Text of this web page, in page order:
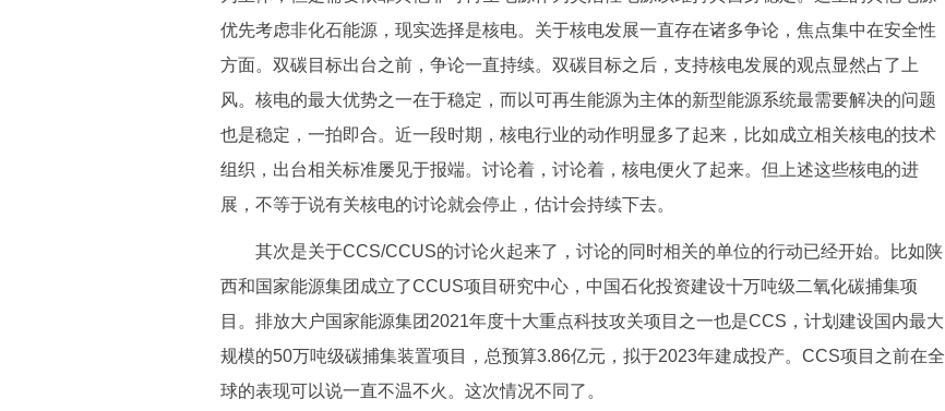
优先考虑非化石能源，现实选择是核电。关于核电发展一直存在诸多争论，焦点集中在安全性
方面。双碳目标出台之前，争论一直持续。双碳目标之后，支持核电发展的观点显然占了上
风。核电的最大优势之一在于稳定，而以可再生能源为主体的新型能源系统最需要解决的问题
也是稳定，一拍即合。近一段时期，核电行业的动作明显多了起来，比如成立相关核电的技术
组织，出台相关标准屡见于报端。讨论着，讨论着，核电便火了起来。但上述这些核电的进
展，不等于说有关核电的讨论就会停止，估计会持续下去。
其次是关于CCS/CCUS的讨论火起来了，讨论的同时相关的单位的行动已经开始。比如陕
西和国家能源集团成立了CCUS项目研究中心，中国石化投资建设十万吨级二氧化碳捕集项
目。排放大户国家能源集团2021年度十大重点科技攻关项目之一也是CCS，计划建设国内最大
规模的50万吨级碳捕集装置项目，总预算3.86亿元，拟于2023年建成投产。CCS项目之前在全
球的表现可以说一直不温不火。这次情况不同了。